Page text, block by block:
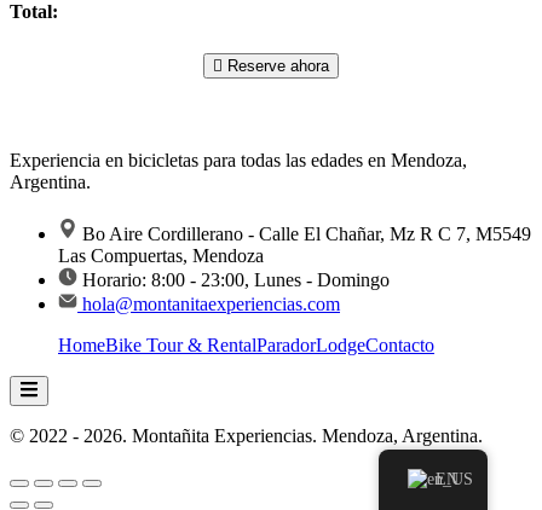
Total:
Reserve ahora
Experiencia en bicicletas para todas las edades en Mendoza,
Argentina.
Bo Aire Cordillerano - Calle El Chañar, Mz R C 7, M5549
Las Compuertas, Mendoza
Horario: 8:00 - 23:00, Lunes - Domingo
hola@montanitaexperiencias.com
HomeBike Tour & RentalParadorLodgeContacto
Menú conmutador hamburguesa
© 2022 - 2026. Montañita Experiencias. Mendoza, Argentina.
EN